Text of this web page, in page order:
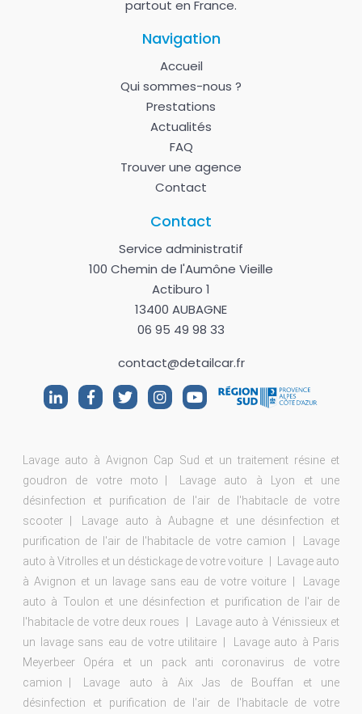
partout en France.
Navigation
Accueil
Qui sommes-nous ?
Prestations
Actualités
FAQ
Trouver une agence
Contact
Contact
Service administratif
100 Chemin de l'Aumône Vieille
Actiburo 1
13400 AUBAGNE
06 95 49 98 33
contact@detailcar.fr
Lavage auto à Avignon Cap Sud et un traitement résine et
goudron de votre moto
Lavage auto à Lyon et une
désinfection et purification de l'air de l'habitacle de votre
scooter
Lavage auto à Aubagne et une désinfection et
purification de l'air de l'habitacle de votre camion
Lavage
auto à Vitrolles et un déstickage de votre voiture
Lavage auto
à Avignon et un lavage sans eau de votre voiture
Lavage
auto à Toulon et une désinfection et purification de l'air de
l'habitacle de votre deux roues
Lavage auto à Vénissieux et
un lavage sans eau de votre utilitaire
Lavage auto à Paris
Meyerbeer Opéra et un pack anti coronavirus de votre
camion
Lavage auto à Aix Jas de Bouffan et une
désinfection et purification de l'air de l'habitacle de votre